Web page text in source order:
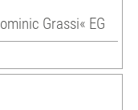
Grassi« EG